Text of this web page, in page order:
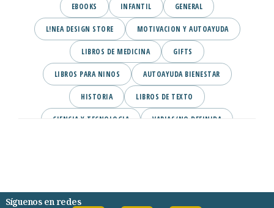
EBOOKS INFANTIL GENERAL
L!NEA DESIGN STORE MOTIVACION Y AUTOAYUDA
LIBROS DE MEDICINA GIFTS
LIBROS PARA NINOS AUTOAYUDA BIENESTAR
HISTORIA LIBROS DE TEXTO
CIENCIA Y TECNOLOGIA VARIAS/NO DEFINIDA
Síguenos en redes